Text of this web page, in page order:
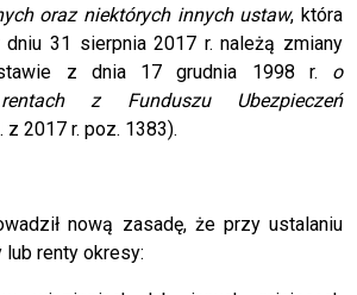
oraz niektórych innych ustaw, która
31 sierpnia 2017 r. należą zmiany
z dnia 17 grudnia 1998 r. o
z Funduszu Ubezpieczeń
z 2017 r. poz. 1383).
nową zasadę, że przy ustalaniu
lub renty okresy: